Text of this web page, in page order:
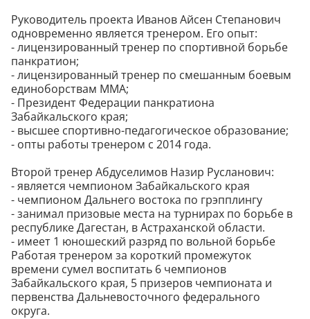
Руководитель проекта Иванов Айсен Степанович
одновременно является тренером. Его опыт:
- лицензированный тренер по спортивной борьбе
панкратион;
- лицензированный тренер по смешанным боевым
единоборствам ММА;
- Президент Федерации панкратиона
Забайкальского края;
- высшее спортивно-педагогическое образование;
- опты работы тренером с 2014 года.
Второй тренер Абдуселимов Назир Русланович:
- является чемпионом Забайкальского края
- чемпионом Дальнего востока по грэпплингу
- занимал призовые места на турнирах по борьбе в
республике Дагестан, в Астраханской области.
- имеет 1 юношеский разряд по вольной борьбе
Работая тренером за короткий промежуток
времени сумел воспитать 6 чемпионов
Забайкальского края, 5 призеров чемпионата и
первенства Дальневосточного федерального
округа.